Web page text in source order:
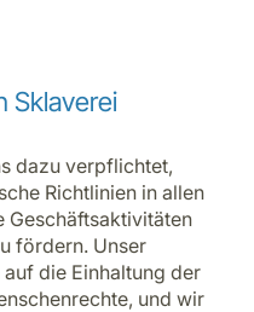
Sklaverei
dazu verpflichtet,
Richtlinien in allen
Geschäftsaktivitäten
fördern. Unser
die Einhaltung der
und wir